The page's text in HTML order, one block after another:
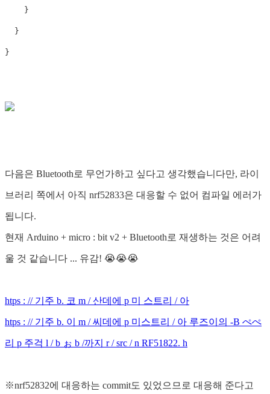
}
}
}
다음은 Bluetooth로 무언가하고 싶다고 생각했습니다만, 라이
브러리 쪽에서 아직 nrf52833은 대응할 수 없어 컴파일 에러가
됩니다.
현재 Arduino + micro : bit v2 + Bluetooth로 재생하는 것은 어려
울 것 같습니다 ... 유감! 😭😭😭
htps : // 기주 b. 코 m / 산데에 p 미 스트리 / 아
htps : // 기주 b. 이 m / 씨데에 p 미스트리 / 아 루즈이의 -B ぺぺ
리 p 주걱 l / b ぉ b /까지 r / src / n RF51822. h
※nrf52832에 대응하는 commit도 있었으므로 대응해 준다고